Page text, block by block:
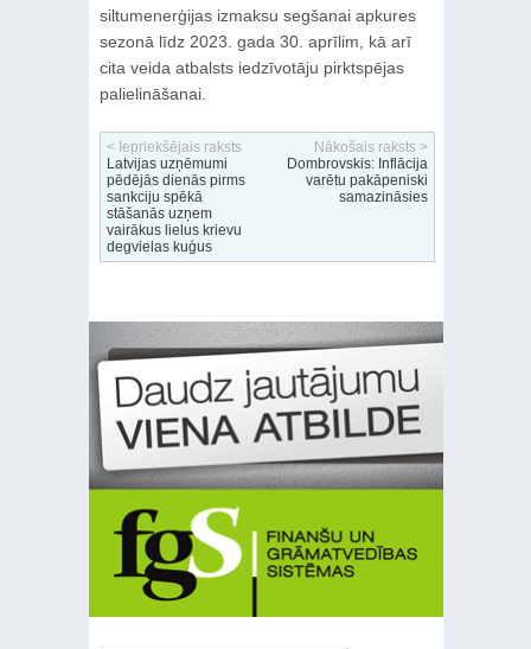
siltumenerģijas izmaksu segšanai apkures
sezonā līdz 2023. gada 30. aprīlim, kā arī
cita veida atbalsts iedzīvotāju pirktspējas
palielināšanai.
< Iepriekšējais raksts
Latvijas uzņēmumi
pēdējās dienās pirms
sankciju spēkā
stāšanās uzņem
vairākus lielus krievu
degvielas kuģus
Nākošais raksts >
Dombrovskis: Inflācija
varētu pakāpeniski
samazināsies